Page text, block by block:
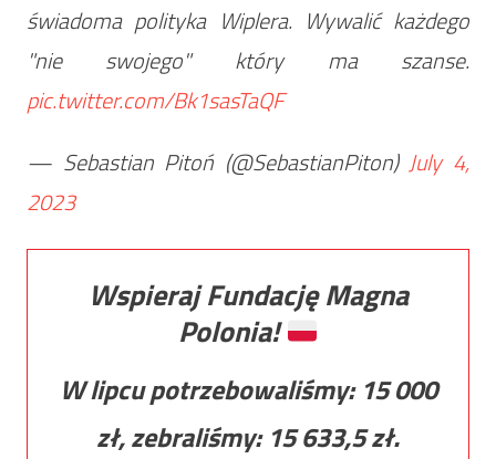
świadoma polityka Wiplera. Wywalić każdego
"nie swojego" który ma szanse.
pic.twitter.com/Bk1sasTaQF
— Sebastian Pitoń (@SebastianPiton)July 4,
2023
Wspieraj Fundację Magna
Polonia!
W lipcu potrzebowaliśmy: 15 000
zł, zebraliśmy: 15 633,5zł.